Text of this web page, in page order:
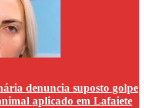
denuncia suposto golpe
aplicado em Lafaiete